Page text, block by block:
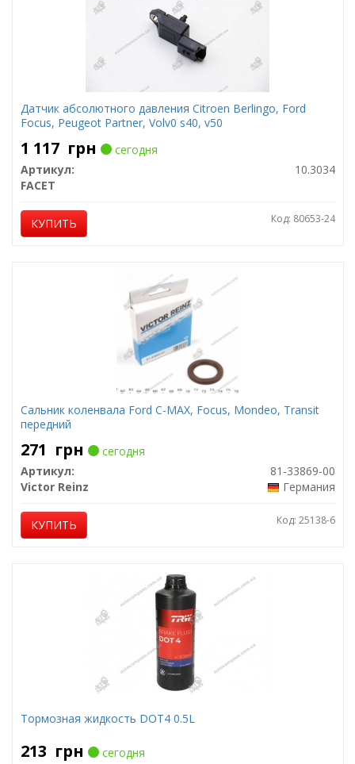
Датчик абсолютного давления Citroen Berlingo, Ford
Focus, Peugeot Partner, Volv0 s40, v50
1 117 грн
сегодня
Артикул:
10.3034
FACET
КУПИТЬ Код: 80653-24
Сальник коленвала Ford C-MAX, Focus, Mondeo, Transit
передний
271 грн
сегодня
Артикул:
81-33869-00
Victor Reinz
Германия
КУПИТЬ Код: 25138-6
Тормозная жидкость DOT4 0.5L
213 грн
сегодня